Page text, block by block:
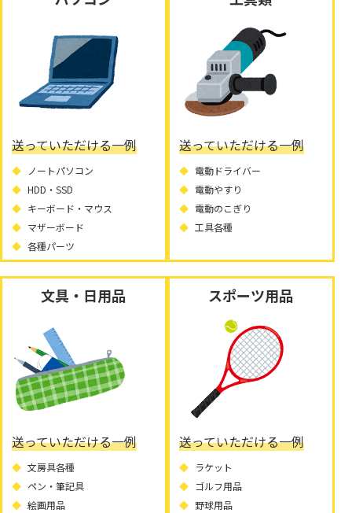
送っていただける一例
ノートパソコン
HDD・SSD
キーボード・マウス
マザーボード
各種パーツ
送っていただける一例
電動ドライバー
電動やすり
電動のこぎり
工具各種
文具・日用品
送っていただける一例
文房具各種
ペン・筆記具
絵画用品
スポーツ用品
送っていただける一例
ラケット
ゴルフ用品
野球用品